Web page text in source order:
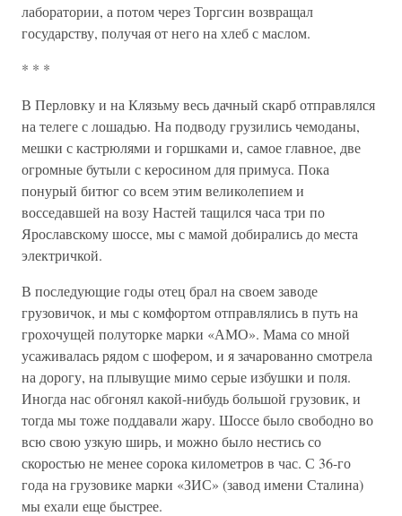
лаборатории, а потом через Торгсин возвращал
государству, получая от него на хлеб с маслом.
* * *
В Перловку и на Клязьму весь дачный скарб отправлялся
на телеге с лошадью. На подводу грузились чемоданы,
мешки с кастрюлями и горшками и, самое главное, две
огромные бутыли с керосином для примуса. Пока
понурый битюг со всем этим великолепием и
восседавшей на возу Настей тащился часа три по
Ярославскому шоссе, мы с мамой добирались до места
электричкой.
В последующие годы отец брал на своем заводе
грузовичок, и мы с комфортом отправлялись в путь на
грохочущей полуторке марки «АМО». Мама со мной
усаживалась рядом с шофером, и я зачарованно смотрела
на дорогу, на плывущие мимо серые избушки и поля.
Иногда нас обгонял какой-нибудь большой грузовик, и
тогда мы тоже поддавали жару. Шоссе было свободно во
всю свою узкую ширь, и можно было нестись со
скоростью не менее сорока километров в час. С 36-го
года на грузовике марки «ЗИС» (завод имени Сталина)
мы ехали еще быстрее.